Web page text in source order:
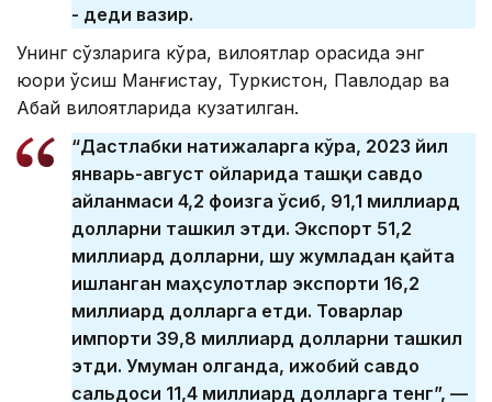
- деди вазир.
Унинг сўзларига кўра, вилоятлар орасида энг
юқори ўсиш Манғистау, Туркистон, Павлодар ва
Абай вилоятларида кузатилган.
“Дастлабки натижаларга кўра, 2023 йил
январь-август ойларида ташқи савдо
айланмаси 4,2 фоизга ўсиб, 91,1 миллиард
долларни ташкил этди. Экспорт 51,2
миллиард долларни, шу жумладан қайта
ишланган маҳсулотлар экспорти 16,2
миллиард долларга етди. Товарлар
импорти 39,8 миллиард долларни ташкил
этди. Умуман олганда, ижобий савдо
сальдоси 11,4 миллиард долларга тенг”, —